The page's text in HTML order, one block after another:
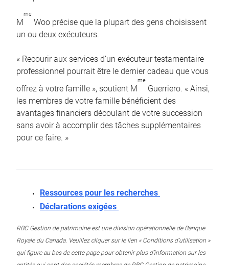
M
me
Woo précise que la plupart des gens choisissent
un ou deux exécuteurs.
« Recourir aux services d’un exécuteur testamentaire
professionnel pourrait être le dernier cadeau que vous
offrez à votre famille », soutient M
me
Guerriero. « Ainsi,
les membres de votre famille bénéficient des
avantages financiers découlant de votre succession
sans avoir à accomplir des tâches supplémentaires
pour ce faire. »
Ressources pour les recherches
Déclarations exigées
RBC Gestion de patrimoine est une division opérationnelle de Banque
Royale du Canada. Veuillez cliquer sur le lien « Conditions d’utilisation »
qui figure au bas de cette page pour obtenir plus d’information sur les